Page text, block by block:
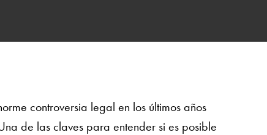
controversia legal en los últimos años
de las claves para entender si es posible